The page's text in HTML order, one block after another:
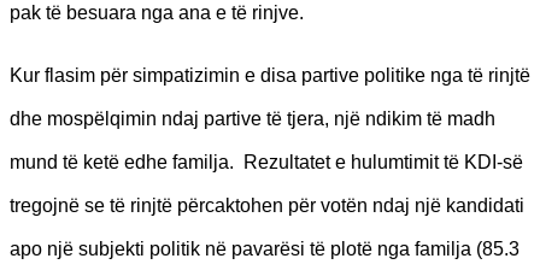
pak të besuara nga ana e të rinjve.
Kur flasim për simpatizimin e disa partive politike nga të rinjtë
dhe mospëlqimin ndaj partive të tjera, një ndikim të madh
mund të ketë edhe familja. Rezultatet e hulumtimit të KDI-së
tregojnë se të rinjtë përcaktohen për votën ndaj një kandidati
apo një subjekti politik në pavarësi të plotë nga familja (85.3